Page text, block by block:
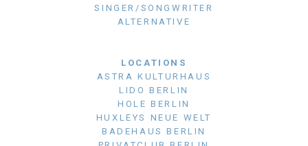
SINGER/SONGWRITER
ALTERNATIVE
LOCATIONS
ASTRA KULTURHAUS
LIDO BERLIN
HOLE BERLIN
HUXLEYS NEUE WELT
BADEHAUS BERLIN